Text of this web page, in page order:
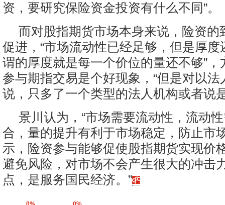
资，要研究保险资金投资有什么不同”。
而对股指期货市场本身来说，险资的
促进，“市场流动性已经足够，但是厚
谓的厚度就是每一个价位的量还不够”
参与期指交易是个好现象，“但是对以
说，只多了一个类型的法人机构或者说
景川认为，“市场需要流动性，流动
合，量的提升有利于市场稳定，防止市
示，险资参与能够促使股指期货实现价
避免风险，对市场不会产生很大的冲击
点，是服务国民经济。”